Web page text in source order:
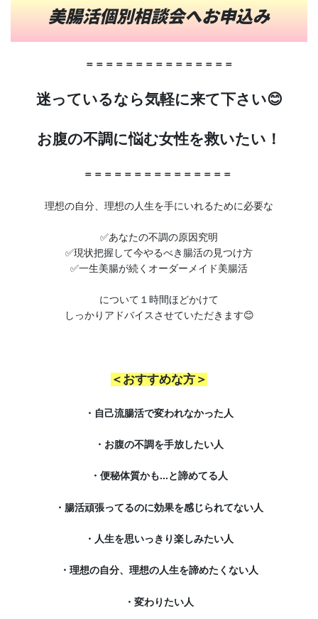
美腸活個別相談会へお申込み
＝＝＝＝＝＝＝＝＝＝＝＝＝＝＝
迷っているなら気軽に来て下さい😊
お腹の不調に悩む女性を救いたい！
＝＝＝＝＝＝＝＝＝＝＝＝＝＝＝
理想の自分、理想の人生を手にいれるために必要な
✅あなたの不調の原因究明
✅現状把握して今やるべき腸活の見つけ方
✅一生美腸が続くオーダーメイド美腸活
について１時間ほどかけて
しっかりアドバイスさせていただきます😊
＜おすすめな方＞
・自己流腸活で変われなかった人
・お腹の不調を手放したい人
・便秘体質かも...と諦めてる人
・腸活頑張ってるのに効果を感じられてない人
・人生を思いっきり楽しみたい人
・理想の自分、理想の人生を諦めたくない人
・変わりたい人